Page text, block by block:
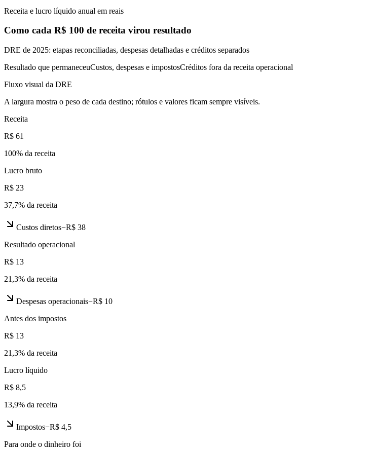
Receita e lucro líquido anual em reais
Como cada R$ 100 de receita virou resultado
DRE de 2025: etapas reconciliadas, despesas detalhadas e créditos separados
Resultado que permaneceuCustos, despesas e impostosCréditos fora da receita operacional
Fluxo visual da DRE
A largura mostra o peso de cada destino; rótulos e valores ficam sempre visíveis.
Receita
R$ 61
100% da receita
Lucro bruto
R$ 23
37,7% da receita
Custos diretos−R$ 38
Resultado operacional
R$ 13
21,3% da receita
Despesas operacionais−R$ 10
Antes dos impostos
R$ 13
21,3% da receita
Lucro líquido
R$ 8,5
13,9% da receita
Impostos−R$ 4,5
Para onde o dinheiro foi